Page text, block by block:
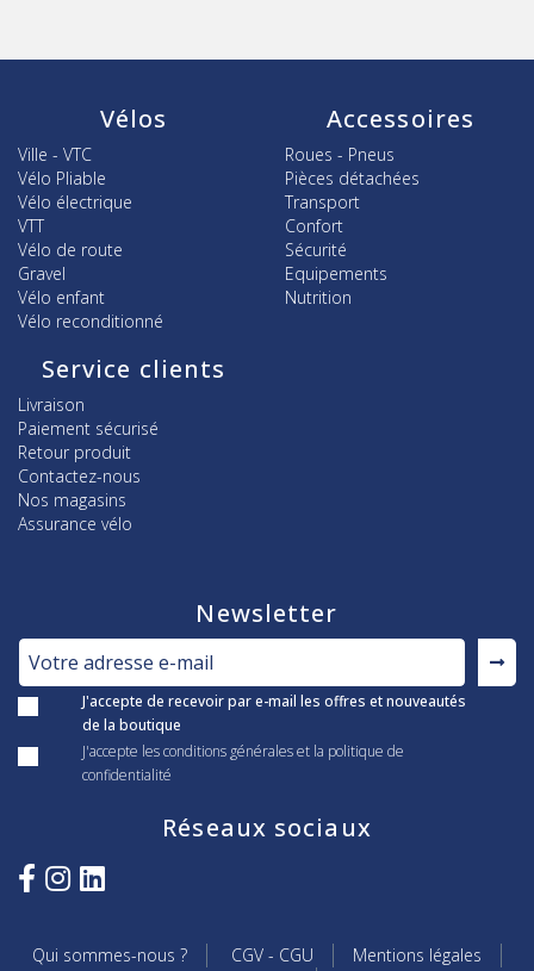
Vélos
Ville - VTC
Vélo Pliable
Vélo électrique
VTT
Vélo de route
Gravel
Vélo enfant
Vélo reconditionné
Accessoires
Roues - Pneus
Pièces détachées
Transport
Confort
Sécurité
Equipements
Nutrition
Service clients
Livraison
Paiement sécurisé
Retour produit
Contactez-nous
Nos magasins
Assurance vélo
Newsletter
J'accepte de recevoir par e-mail les offres et nouveautés
de la boutique
J'accepte les conditions générales et la politique de
confidentialité
Réseaux sociaux
Qui sommes-nous ? CGV - CGU
Mentions légales